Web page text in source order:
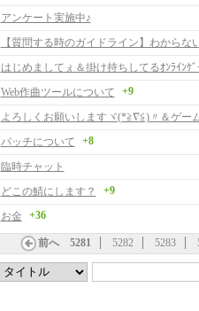
アンケート実施中♪
はじめましてぇ＆掛け持ちしてるｵﾝﾗｲﾝｹﾞ
Web作曲ツールについて
+9
パッチについて +8
臨時チャット
どこの鯖にします？
+9
お金 +36
前へ 5281 5282 5283